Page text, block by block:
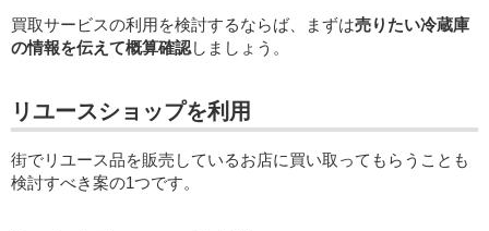
買取サービスの利用を検討するならば、まずは売りたい冷蔵庫
の情報を伝えて概算確認しましょう。
リユースショップを利用
街でリユース品を販売しているお店に買い取ってもらうことも
検討すべき案の1つです。